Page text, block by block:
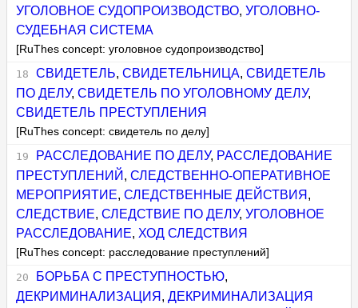
УГОЛОВНОЕ СУДОПРОИЗВОДСТВО,УГОЛОВНО-
СУДЕБНАЯ СИСТЕМА
[RuThes concept: уголовное судопроизводство]
СВИДЕТЕЛЬ, СВИДЕТЕЛЬНИЦА, СВИДЕТЕЛЬ
ПО ДЕЛУ,СВИДЕТЕЛЬ ПО УГОЛОВНОМУ ДЕЛУ,
СВИДЕТЕЛЬ ПРЕСТУПЛЕНИЯ
[RuThes concept: свидетель по делу]
РАССЛЕДОВАНИЕ ПО ДЕЛУ, РАССЛЕДОВАНИЕ
ПРЕСТУПЛЕНИЙ ,СЛЕДСТВЕННО-ОПЕРАТИВНОЕ
МЕРОПРИЯТИЕ,СЛЕДСТВЕННЫЕ ДЕЙСТВИЯ ,
СЛЕДСТВИЕ,СЛЕДСТВИЕ ПО ДЕЛУ,УГОЛОВНОЕ
РАССЛЕДОВАНИЕ, ХОД СЛЕДСТВИЯ
[RuThes concept: расследование преступлений]
БОРЬБА С ПРЕСТУПНОСТЬЮ,
ДЕКРИМИНАЛИЗАЦИЯ ,ДЕКРИМИНАЛИЗАЦИЯ